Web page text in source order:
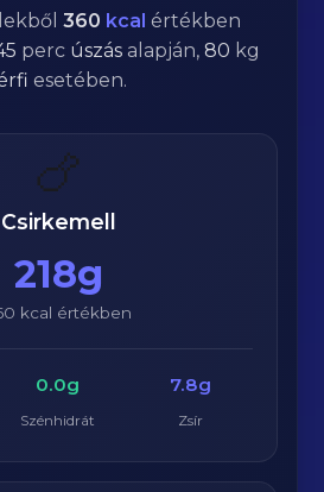
360 kcal értékben
perc úszásalapján, 80 kg
esetében.
🍗
Csirkemell
218g
kcal értékben
0.0g
Szénhidrát
7.8g
Zsír